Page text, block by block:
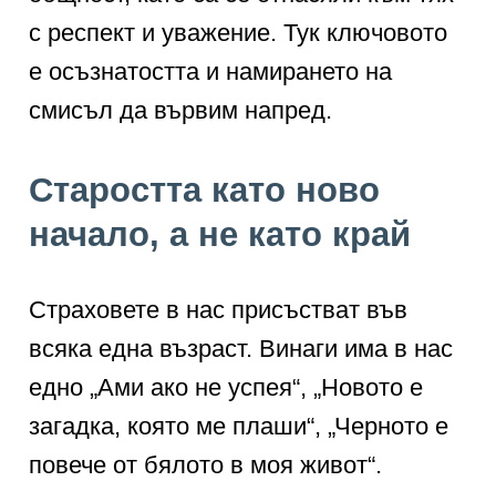
с респект и уважение. Тук ключовото
е осъзнатостта и намирането на
смисъл да вървим напред.
Старостта като ново
начало, а не като край
Страховете в нас присъстват във
всяка една възраст. Винаги има в нас
едно „Ами ако не успея“, „Новото е
загадка, която ме плаши“, „Черното е
повече от бялото в моя живот“.